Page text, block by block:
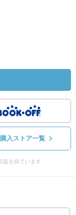
購入ストア一覧
益を得ています